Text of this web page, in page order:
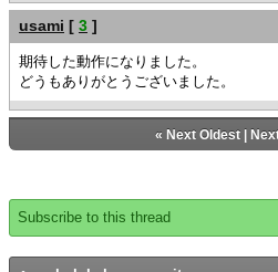
set
valuestr & str
{result.add
true, tf.value}
let
{ValueChanged}
{tf.enqueue-
{if
usami [ 3 ]
期待した動作になりました。
どうもありがとうございました。
« Next Oldest|
Subscribe to this thread